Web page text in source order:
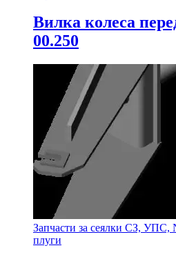
Вилка колеса
00.250
Запчасти за сеялки СЗ, УПС,
плуги